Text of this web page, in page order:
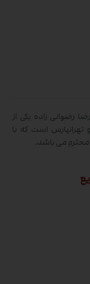
رضوانی زاده یکی از
است که با
می باشد.